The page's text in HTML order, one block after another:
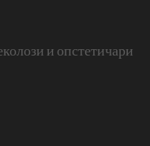
и опстетичари